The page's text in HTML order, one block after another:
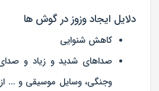
دلایل ایجاد وزوز در گوش ها
کاهش شنوایی
صداهای شدید و زیاد و
وجنگی، وسایل موسیقی و ... از